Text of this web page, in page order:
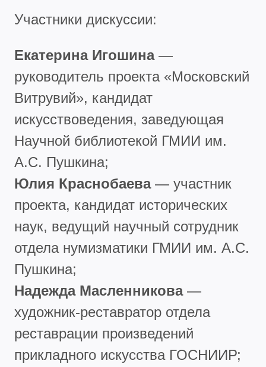
Участники дискуссии:
Екатерина Игошина—
руководитель проекта «Московский
Витрувий», кандидат
искусствоведения, заведующая
Научной библиотекой ГМИИ им.
А.С. Пушкина;
Юлия Краснобаева— участник
проекта, кандидат исторических
наук, ведущий научный сотрудник
отдела нумизматики ГМИИ им. А.С.
Пушкина;
Надежда Масленникова—
художник-реставратор отдела
реставрации произведений
прикладного искусства ГОСНИИР;